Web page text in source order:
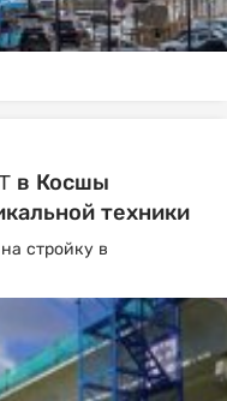
в Косшы
техники
стройку в